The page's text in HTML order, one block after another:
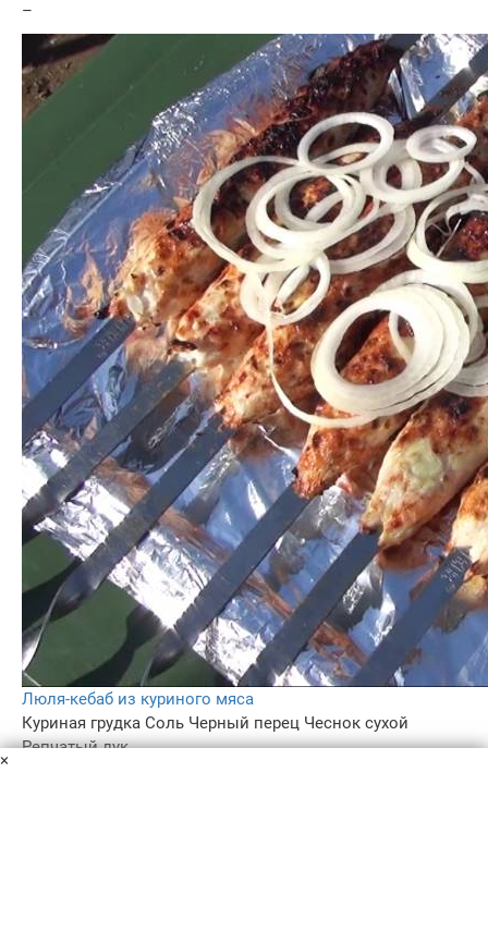
–
Люля-кебаб из куриного мяса
Куриная грудка Соль Черный перец Чеснок сухой
Репчатый лук
×